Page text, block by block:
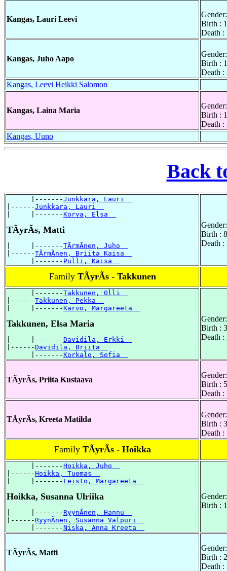
Kangas, Lauri Leevi
Birth :
Death :
Kangas, Juho Aapo
Birth :
Death :
Kangas, Leevi Heikki Salomon
Kangas, Laina Maria
Birth :
Death :
Kangas, Uuno
Back
      |-------
Junkkara, Lauri
|------Junkkara, Lauri
|     |-------Korva, Elsa
TÃyrÃs, Matti
|     |-------TÃrmÃnen, Juho
|------TÃrmÃnen, Briita Kaisa
      |-------
Pulli, Kaisa
Birth :
Death :
Family TÃyrÃs - Takkunen
      |-------
Takkunen, Olli
|------Takkunen, Pekka
|     |-------Karvo, Margareeta
Takkunen, Elsa Maria
|     |-------Davidila, Erkki
|------Davidila, Briita
      |-------
Korkalo, Sofia
Birth :
Death :
TÃyrÃs, Priita Kustaava
Birth :
Death :
TÃyrÃs, Kreeta Matilda
Birth :
Death :
Family TÃyrÃs - Hoikka
      |-------
Hoikka, Juho
|------Hoikka, Tuomas
|     |------- Leisto, Margareeta
Hoikka, Susanna Ulriika
|     |-------RyynÃnen, Hannu
|------RyynÃnen, Susanna Valpuri
      |-------
Niska, Anna Kreeta
Birth :
TÃyrÃs, Matti
Birth :
Death :